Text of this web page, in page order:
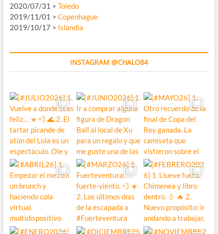
2020/07/31 > Toledo
2019/11/01 > Copenhague
2019/10/17 > Islandia
INSTAGRAM @CHALO84